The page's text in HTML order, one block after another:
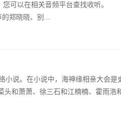
可以在相关音频平台查找收听。
郑晓晓、别...
小说。在小说中，海神缘相亲大会是
和萧萧、徐三石和江楠楠、霍雨浩